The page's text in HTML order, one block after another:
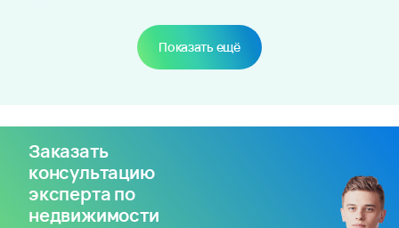
Показать ещё
Заказать
консультацию
эксперта по
недвижимости